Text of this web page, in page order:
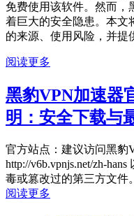
免费使用该软件。然而，
着巨大的安全隐患。本文
的来源、使用风险，并提
阅读更多
黑豹VPN加速器
明：安全下载与
官方站点：建议访问黑豹
http://v6b.vpnjs.net/zh-
毒或篡改过的第三方文件。
阅读更多